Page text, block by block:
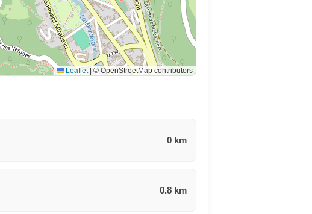
Leaflet © OpenStreetMap contributors
0 km
0.8 km